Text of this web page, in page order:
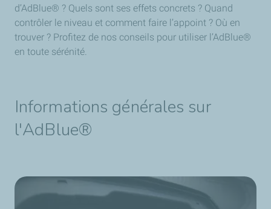
d’AdBlue® ? Quels sont ses effets concrets ? Quand
contrôler le niveau et comment faire l’appoint ? Où en
trouver ? Profitez de nos conseils pour utiliser l’AdBlue®
en toute sérénité.
Informations générales sur
l'AdBlue®